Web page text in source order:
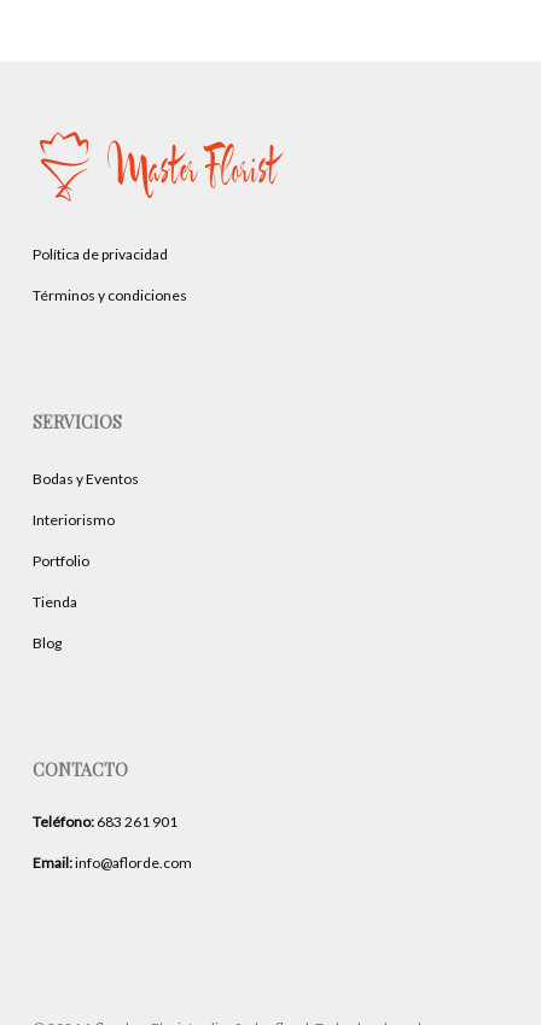
Política de privacidad
Términos y condiciones
SERVICIOS
Bodas y Eventos
Interiorismo
Portfolio
Tienda
Blog
CONTACTO
Teléfono:683 261 901
Email:info@aflorde.com